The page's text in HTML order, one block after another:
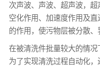
次声波、声波、超声波，
空化作用、加速度作用及
的作用，使污物层被分散、
在被清洗件批量较大的情
为了实现清洗过程自动化